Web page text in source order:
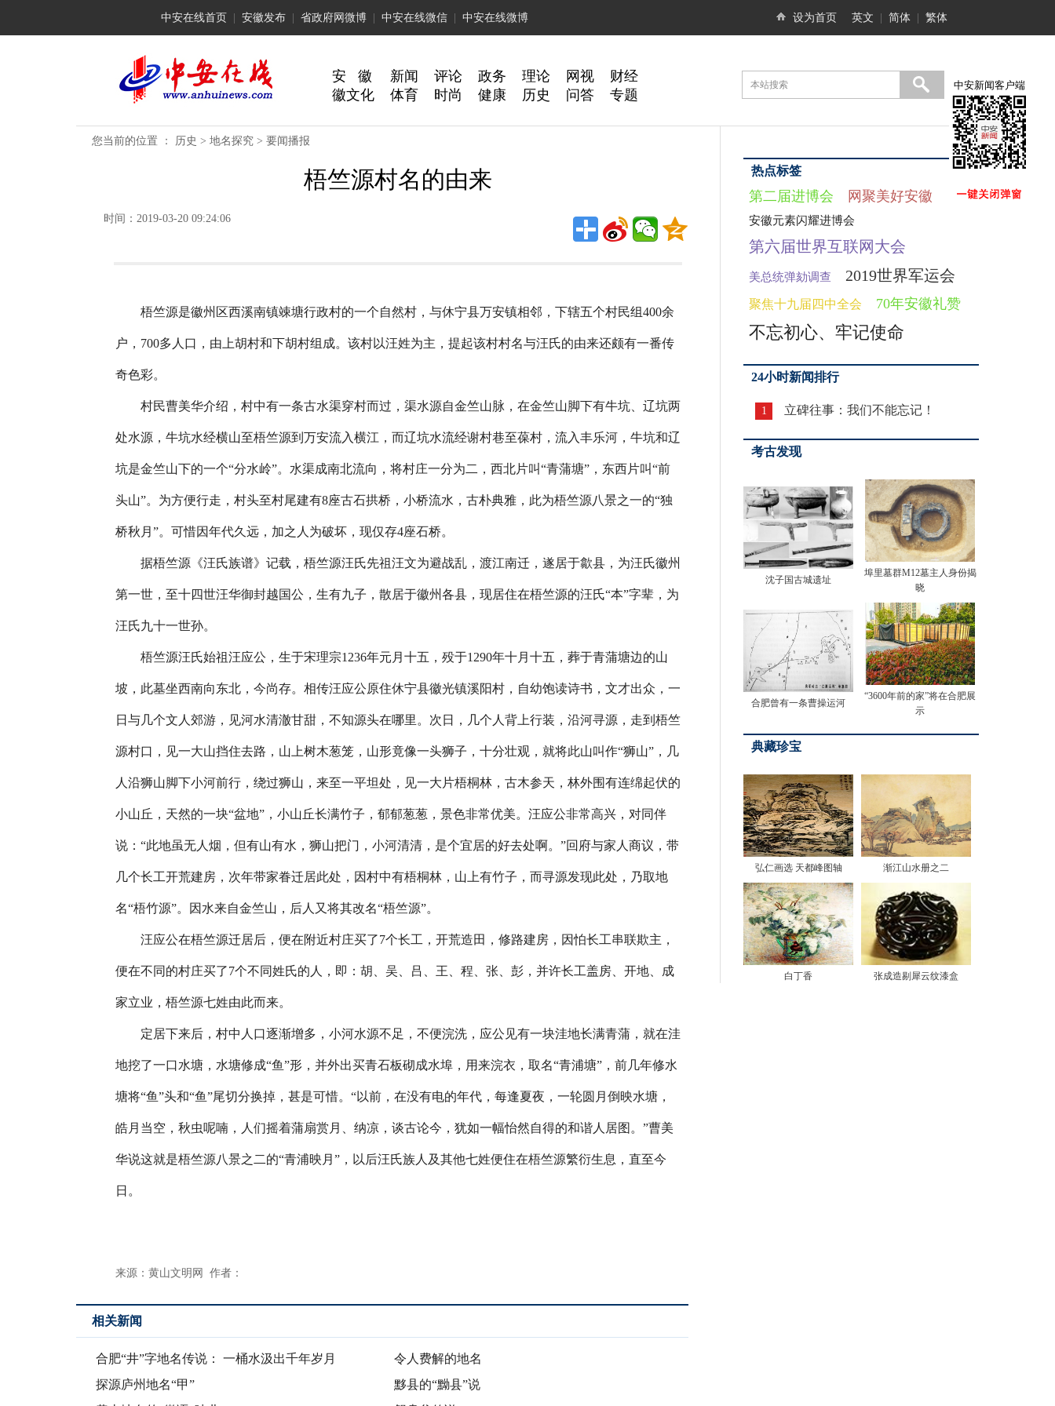
中安在线首页 安徽发布 省政府网微博 中安在线微信 中安在线微博 设为首页 英文 简体 繁体
安 徽 新闻 评论 政务 理论 网视
财经
徽文化
体育 时尚 健康 历史 问答 专题
您当前的位置 ： 历史 > 地名探究 > 要闻播报
梧竺源村名的由来
时间：2019-03-20 09:24:06
梧竺源是徽州区西溪南镇竦塘行政村的一个自然村，与休宁县万安镇相邻，下辖五个村民组400余
户，700多人口，由上胡村和下胡村组成。该村以汪姓为主，提起该村村名与汪氏的由来还颇有一番传
奇色彩。
村民曹美华介绍，村中有一条古水渠穿村而过，渠水源自金竺山脉，在金竺山脚下有牛坑、辽坑两
处水源，牛坑水经横山至梧竺源到万安流入横江，而辽坑水流经谢村巷至葆村，流入丰乐河，牛坑和辽
坑是金竺山下的一个“分水岭”。水渠成南北流向，将村庄一分为二，西北片叫“青蒲塘”，东西片叫“前
头山”。为方便行走，村头至村尾建有8座古石拱桥，小桥流水，古朴典雅，此为梧竺源八景之一的“独
桥秋月”。可惜因年代久远，加之人为破坏，现仅存4座石桥。
据梧竺源《汪氏族谱》记载，梧竺源汪氏先祖汪文为避战乱，渡江南迁，遂居于歙县，为汪氏徽州
第一世，至十四世汪华御封越国公，生有九子，散居于徽州各县，现居住在梧竺源的汪氏“本”字辈，为
汪氏九十一世孙。
梧竺源汪氏始祖汪应公，生于宋理宗1236年元月十五，殁于1290年十月十五，葬于青蒲塘边的山
坡，此墓坐西南向东北，今尚存。相传汪应公原住休宁县徽光镇溪阳村，自幼饱读诗书，文才出众，一
日与几个文人郊游，见河水清澈甘甜，不知源头在哪里。次日，几个人背上行装，沿河寻源，走到梧竺
源村口，见一大山挡住去路，山上树木葱笼，山形竟像一头狮子，十分壮观，就将此山叫作“狮山”，几
人沿狮山脚下小河前行，绕过狮山，来至一平坦处，见一大片梧桐林，古木参天，林外围有连绵起伏的
小山丘，天然的一块“盆地”，小山丘长满竹子，郁郁葱葱，景色非常优美。汪应公非常高兴，对同伴
说：“此地虽无人烟，但有山有水，狮山把门，小河清清，是个宜居的好去处啊。”回府与家人商议，带
几个长工开荒建房，次年带家眷迁居此处，因村中有梧桐林，山上有竹子，而寻源发现此处，乃取地
名“梧竹源”。因水来自金竺山，后人又将其改名“梧竺源”。
汪应公在梧竺源迁居后，便在附近村庄买了7个长工，开荒造田，修路建房，因怕长工串联欺主，
便在不同的村庄买了7个不同姓氏的人，即：胡、吴、吕、王、程、张、彭，并许长工盖房、开地、成
家立业，梧竺源七姓由此而来。
定居下来后，村中人口逐渐增多，小河水源不足，不便浣洗，应公见有一块洼地长满青蒲，就在洼
地挖了一口水塘，水塘修成“鱼”形，并外出买青石板砌成水埠，用来浣衣，取名“青浦塘”，前几年修水
塘将“鱼”头和“鱼”尾切分换掉，甚是可惜。“以前，在没有电的年代，每逢夏夜，一轮圆月倒映水塘，
皓月当空，秋虫呢喃，人们摇着蒲扇赏月、纳凉，谈古论今，犹如一幅怡然自得的和谐人居图。”曹美
华说这就是梧竺源八景之二的“青浦映月”，以后汪氏族人及其他七姓便住在梧竺源繁衍生息，直至今
日。
来源：黄山文明网 作者：
相关新闻
合肥“井”字地名传说： 一桶水汲出千年岁月
探源庐州地名“甲”
令人费解的地名
黟县的“黝县”说
热点标签
第二届进博会 网聚美好安徽
安徽元素闪耀进博会
第六届世界互联网大会
美总统弹劾调查 2019世界军运会
聚焦十九届四中全会 70年安徽礼赞
不忘初心、牢记使命
24小时新闻排行
1 立碑往事：我们不能忘记！
考古发现
沈子国古城遗址
埠里墓群M12墓主人身份揭
晓
合肥曾有一条曹操运河
“3600年前的家”将在合肥展
示
典藏珍宝
弘仁画选 天都峰图轴 渐江山水册之二
白丁香 张成造剔犀云纹漆盒
中安新闻客户端